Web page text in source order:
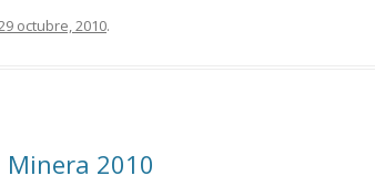
octubre, 2010.
Minera 2010